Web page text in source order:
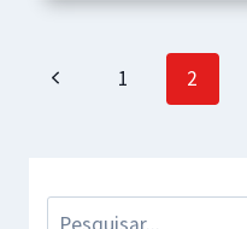
Page
Previous1 2
Pesquisar